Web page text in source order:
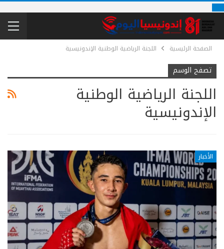
الصفحة الرئيسية اللجنة الرياضية الوطنية الإندونيسية
تصفح الوسم
اللجنة الرياضية الوطنية
الإندونيسية
الأخبار